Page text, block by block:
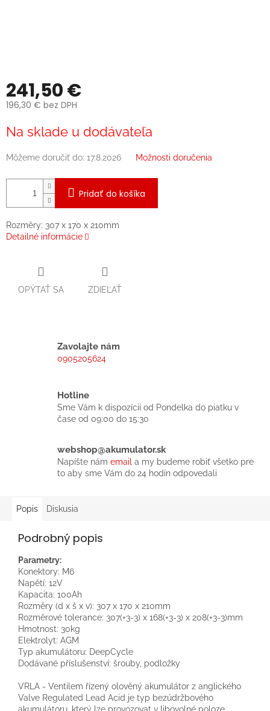
241,50 €
196,30 € bez DPH
cena:
Na sklade u dodávateľa
Môžeme doručiť do: 17.8.2026 Možnosti doručenia
Pridať do košíka
Rozměry: 307 x 170 x 210mm
Detailné informácie
OPÝTAŤ SA ZDIEĽAŤ
Zavolajte nám
0905205624
Hotline
Sme Vám k dispozícií od Pondelka do piatku v
čase od 09:00 do 15:30
webshop@akumulator.sk
Napíšte nám email a my budeme robiť všetko pre
to aby sme Vám do 24 hodín odpovedali
Popis Diskusia
Podrobný popis
Parametry:
Konektory: M6
Napětí: 12V
Kapacita: 100Ah
Rozměry (d x š x v): 307 x 170 x 210mm
Rozměrové tolerance: 307(+3-3) x 168(+3-3) x 208(+3-3)mm
Hmotnost: 30kg
Elektrolyt: AGM
Typ akumulátoru: DeepCycle
Dodávané příslušenství: šrouby, podložky
VRLA - Ventilem řízený olověný akumulátor z anglického
Valve Regulated Lead Acid je typ bezúdržbového
akumulátoru, který lze provozovat v libovolné poloze,